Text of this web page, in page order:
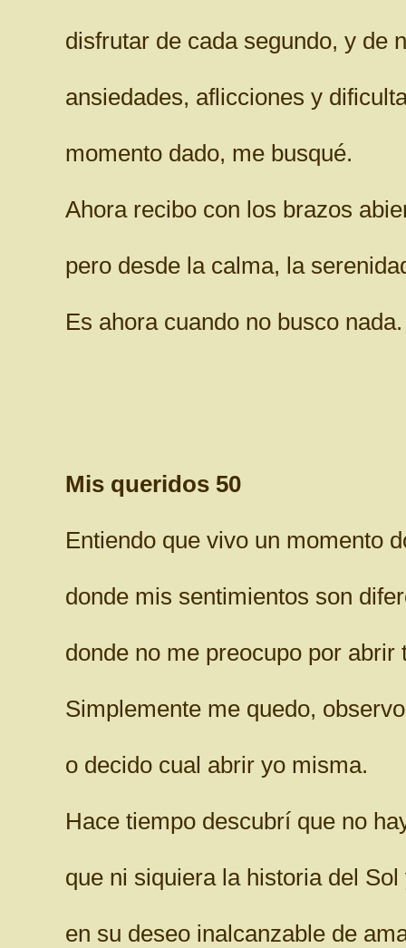
disfrutar de cada segundo, y de
ansiedades, aflicciones y
momento dado, me busqué.
Ahora recibo con los brazos
pero desde la calma, la
Es ahora cuando no busco nada.
Mis queridos 50
Entiendo que vivo un momento
donde mis sentimientos son
donde no me preocupo por abrir
Simplemente me quedo,
o decido cual abrir yo misma.
Hace tiempo descubrí que no
que ni siquiera la historia del Sol
en su deseo inalcanzable de